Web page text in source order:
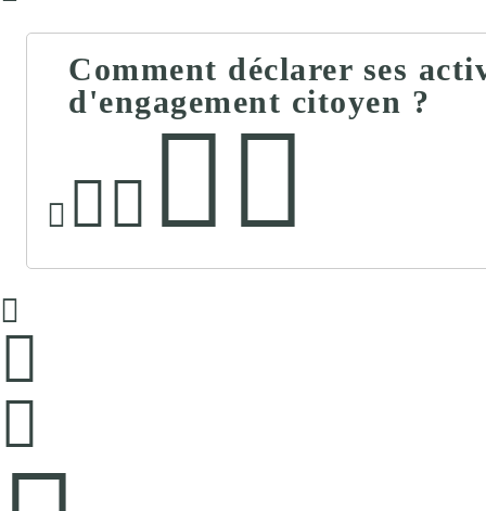
Comment déclarer ses
d'engagement citoyen ?